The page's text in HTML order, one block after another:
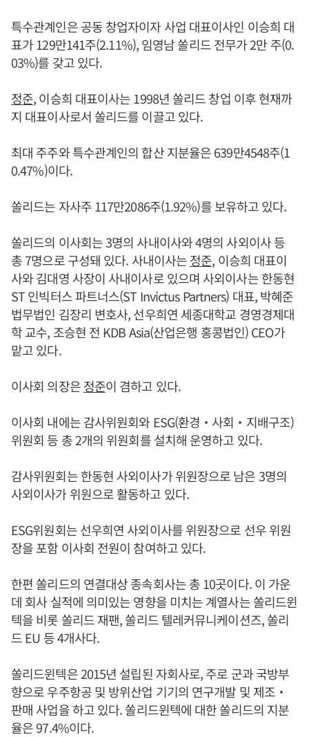
특수관계인은 공동 창업자이자 사업 대표이사인 이승희 대
표가 129만141주(2.11%), 임영남 쏠리드 전무가 2만 주(0.
03%)를 갖고 있다.
정준, 이승희 대표이사는 1998년 쏠리드 창업 이후 현재까
지 대표이사로서 쏠리드를 이끌고 있다.
최대 주주와 특수관계인의 합산 지분율은 639만4548주(1
0.47%)이다.
쏠리드는 자사주 117만2086주(1.92%)를 보유하고 있다.
쏠리드의 이사회는 3명의 사내이사와 4명의 사외이사 등
총 7명으로 구성돼 있다. 사내이사는정준, 이승희 대표이
사와 김대영 사장이 사내이사로 있으며 사외이사는 한동현
ST 인빅터스 파트너스(ST Invictus Partners) 대표, 박혜준
법무법인 김장리 변호사, 선우희연 세종대학교 경영경제대
학 교수, 조승현 전 KDB Asia(산업은행 홍콩법인) CEO가
맡고 있다.
이사회 의장은정준이 겸하고 있다.
이사회 내에는 감사위원회와 ESG(환경‧사회‧지배구조)
위원회 등 총 2개의 위원회를 설치해 운영하고 있다.
감사위원회는 한동현 사외이사가 위원장으로 남은 3명의
사외이사가 위원으로 활동하고 있다.
ESG위원회는 선우희연 사외이사를 위원장으로 선우 위원
장을 포함 이사회 전원이 참여하고 있다.
한편 쏠리드의 연결대상 종속회사는 총 10곳이다. 이 가운
데 회사 실적에 의미있는 영향을 미치는 계열사는 쏠리드윈
텍을 비롯 쏠리드 재팬, 쏠리드 텔레커뮤니케이션즈, 쏠리
드 EU 등 4개사다.
쏠리드윈텍은 2015년 설립된 자회사로, 주로 군과 국방부
향으로 우주항공 및 방위산업 기기의 연구개발 및 제조‧
판매 사업을 하고 있다. 쏠리드윈텍에 대한 쏠리드의 지분
율은 97.4%이다.